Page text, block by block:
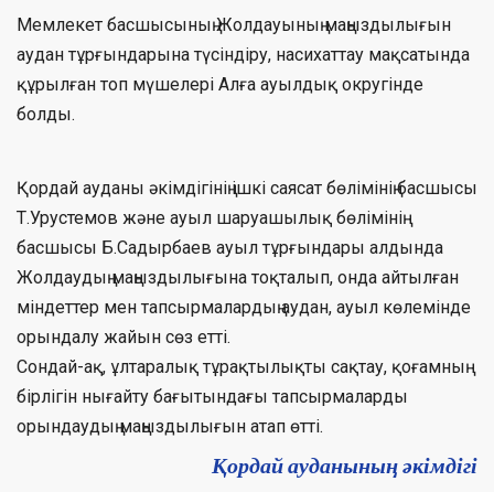
Мемлекет басшысының Жолдауының маңыздылығын
аудан тұрғындарына түсіндіру, насихаттау мақсатында
құрылған топ мүшелері Алға ауылдық округінде
болды.
Қордай ауданы әкімдігінің ішкі саясат бөлімінің басшысы
Т.Урустемов және ауыл шаруашылық бөлімінің
басшысы Б.Садырбаев ауыл тұрғындары алдында
Жолдаудың маңыздылығына тоқталып, онда айтылған
міндеттер мен тапсырмалардың аудан, ауыл көлемінде
орындалу жайын сөз етті.
Сондай-ақ, ұлтаралық тұрақтылықты сақтау, қоғамның
бірлігін нығайту бағытындағы тапсырмаларды
орындаудың маңыздылығын атап өтті.
Қордай ауданының әкімдігі